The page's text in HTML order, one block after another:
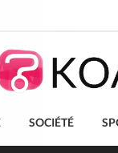
SOCIÉTÉ